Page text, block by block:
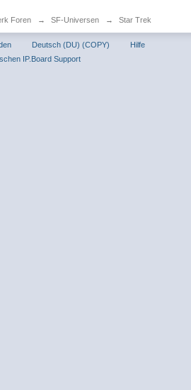
Foren → SF-Universen → Star Trek
Deutsch (DU) (COPY)
Hilfe
IP.Board Support